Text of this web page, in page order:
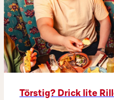
Törstig? Drick lite